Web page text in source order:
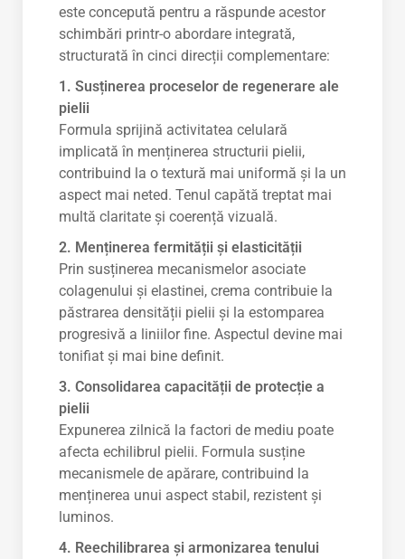
este concepută pentru a răspunde acestor
schimbări printr-o abordare integrată,
structurată în cinci direcții complementare:
1. Susținerea proceselor de regenerare ale
pielii
Formula sprijină activitatea celulară
implicată în menținerea structurii pielii,
contribuind la o textură mai uniformă și la un
aspect mai neted. Tenul capătă treptat mai
multă claritate și coerență vizuală.
2. Menținerea fermității și elasticității
Prin susținerea mecanismelor asociate
colagenului și elastinei, crema contribuie la
păstrarea densității pielii și la estomparea
progresivă a liniilor fine. Aspectul devine mai
tonifiat și mai bine definit.
3. Consolidarea capacității de protecție a
pielii
Expunerea zilnică la factori de mediu poate
afecta echilibrul pielii. Formula susține
mecanismele de apărare, contribuind la
menținerea unui aspect stabil, rezistent și
luminos.
4. Reechilibrarea și armonizarea tenului